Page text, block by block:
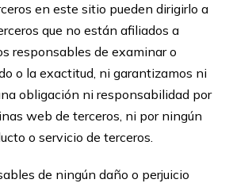
en este sitio pueden dirigirlo a
que no están afiliados a
responsables de examinar o
o la exactitud, ni garantizamos ni
obligación ni responsabilidad por
web de terceros, ni por ningún
o servicio de terceros.
de ningún daño o perjuicio